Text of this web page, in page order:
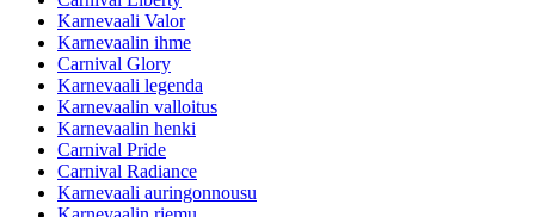
Karnevaali Valor
Karnevaalin ihme
Carnival Glory
Karnevaali legenda
Karnevaalin valloitus
Karnevaalin henki
Carnival Pride
Carnival Radiance
Karnevaali auringonnousu